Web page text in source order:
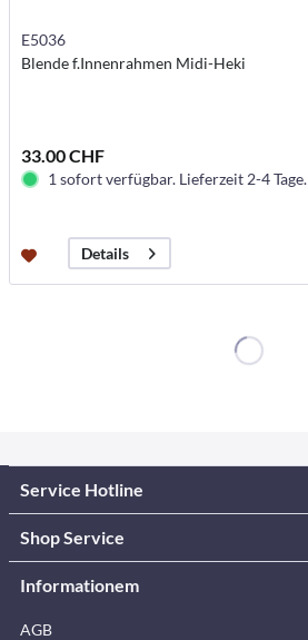
E5036
Blende f.Innenrahmen Midi-Heki
33.00 CHF
1 sofort verfügbar. Lieferzeit 2-4 Tage.
Details
Service Hotline
Shop Service
Informationem
AGB